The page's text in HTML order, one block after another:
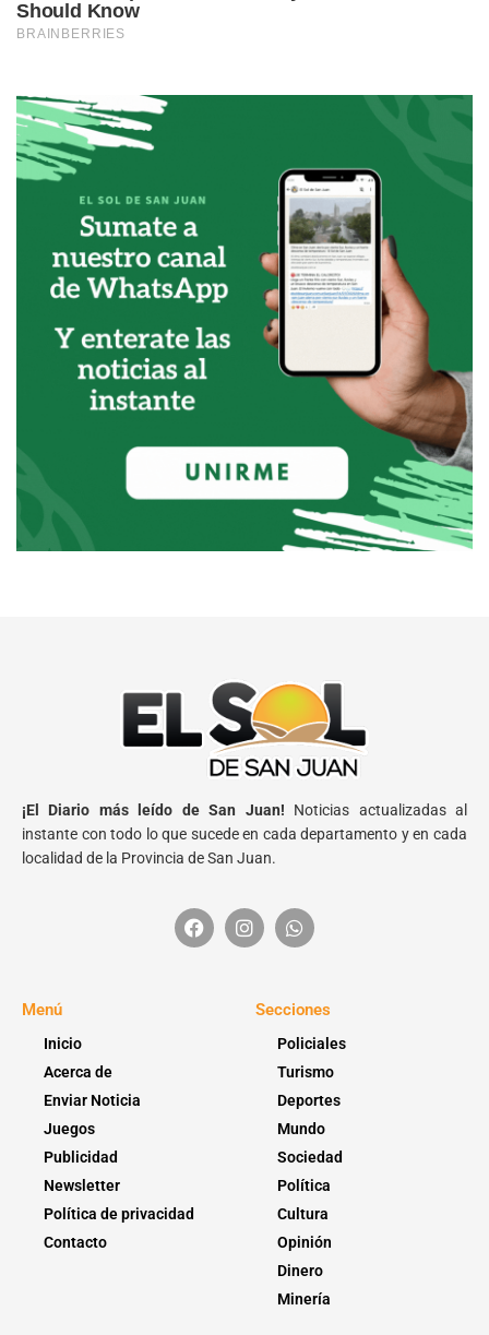
¡El Diario más leído de San Juan! Noticias actualizadas al
instante con todo lo que sucede en cada departamento y en cada
localidad de la Provincia de San Juan.
Menú
Inicio
Acerca de
Enviar Noticia
Juegos
Publicidad
Newsletter
Política de privacidad
Contacto
Secciones
Policiales
Turismo
Deportes
Mundo
Sociedad
Política
Cultura
Opinión
Dinero
Minería